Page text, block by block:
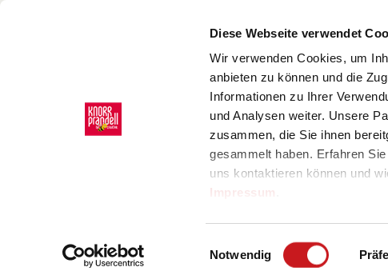
Diese Webseite verwendet
Wir verwenden Cookies, um
anbieten zu können und die
Informationen zu Ihrer
und Analysen weiter. Unsere
zusammen, die Sie ihnen
gesammelt haben. Erfahren
uns kontaktieren können und
Impressum
Einwilligungsauswahl
Notwendig